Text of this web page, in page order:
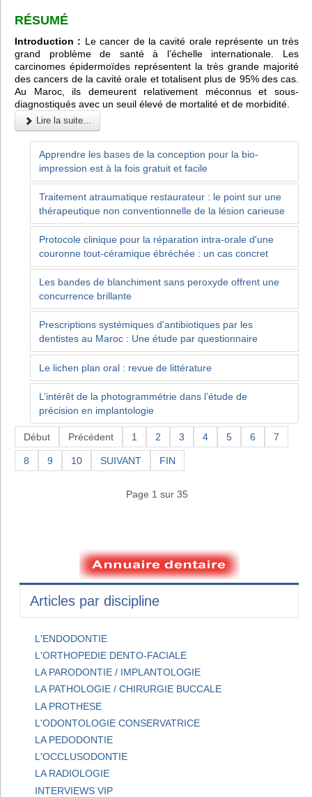
RÉSUMÉ
Introduction : Le cancer de la cavité orale représente un très
grand problème de santé à l’échelle internationale. Les
carcinomes épidermoïdes représentent la très grande majorité
des cancers de la cavité orale et totalisent plus de 95% des cas.
Au Maroc, ils demeurent relativement méconnus et sous-
diagnostiqués avec un seuil élevé de mortalité et de morbidité.
Lire la suite...
Apprendre les bases de la conception pour la bio-
impression est à la fois gratuit et facile
Traitement atraumatique restaurateur : le point sur une
thérapeutique non conventionnelle de la lésion carieuse
Protocole clinique pour la réparation intra-orale d'une
couronne tout-céramique ébréchée : un cas concret
Les bandes de blanchiment sans peroxyde offrent une
concurrence brillante
Prescriptions systémiques d'antibiotiques par les
dentistes au Maroc : Une étude par questionnaire
Le lichen plan oral : revue de littérature
L’intérêt de la photogrammétrie dans l’étude de
précision en implantologie
Début Précédent 1 2 3 4 5 6 7
8 9 10 SUIVANT FIN
Page 1 sur 35
Articles par discipline
L'ENDODONTIE
L'ORTHOPEDIE DENTO-FACIALE
LA PARODONTIE / IMPLANTOLOGIE
LA PATHOLOGIE / CHIRURGIE BUCCALE
LA PROTHESE
L'ODONTOLOGIE CONSERVATRICE
LA PEDODONTIE
L'OCCLUSODONTIE
LA RADIOLOGIE
INTERVIEWS VIP